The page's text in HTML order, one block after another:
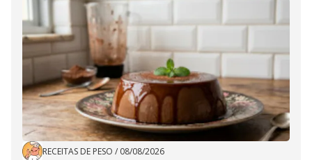
RECEITAS DE PESO / 08/08/2026